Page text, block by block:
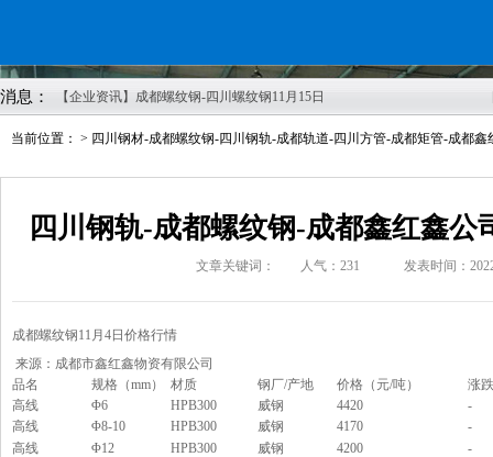
消息：
【企业资讯】成都螺纹钢-四川螺纹钢11月15日
【企业资讯】四川钢材-成都螺纹钢-四川钢轨-
成都轨道-四川方管-成都矩管鑫红鑫2022年11月
【企业资讯】四川钢轨-成都螺纹钢-成都鑫红鑫
【企业资讯】四川H型钢-成都H型钢-成都市鑫
红鑫物资有限公司20221013报价
【企业资讯】四川钢轨：美酝酿刺激计划稳经
【企业资讯】四川钢轨：淡水河谷官方发文通
当前位置： > 四川钢材-成都螺纹钢-四川钢轨-成都轨道-四川方管-成都矩管-成都鑫
四川钢轨-成都螺纹钢-成都鑫红鑫公
文章关键词： 人气：231 发表时间：
成都螺纹钢11 月 4日价格行情
来源：成都市鑫红鑫物资有限公司
品名
规格（mm） 材质 钢厂/产地 价格（元/吨）
涨跌
高线
Φ6 HPB300 威钢 4420
-
高线
Φ8-10 HPB300 威钢 4170
-
高线
Φ12 HPB300 威钢 4200
-